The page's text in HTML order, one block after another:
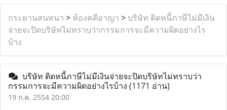
กระดานสนทนา > ห้องคดีอาญา >บริษัท ติดหนี้ภาษีไม่มีเงิน
จ่ายจะปิดบริษัทไม่ทราบว่ากรรมการจะมีความผิดอย่างไร
บ้าง
บริษัท ติดหนี้ภาษีไม่มีเงินจ่ายจะปิดบริษัทไม่ทราบว่า
กรรมการจะมีความผิดอย่างไรบ้าง (1171 อ่าน)
19 ก.ค. 2554 20:00